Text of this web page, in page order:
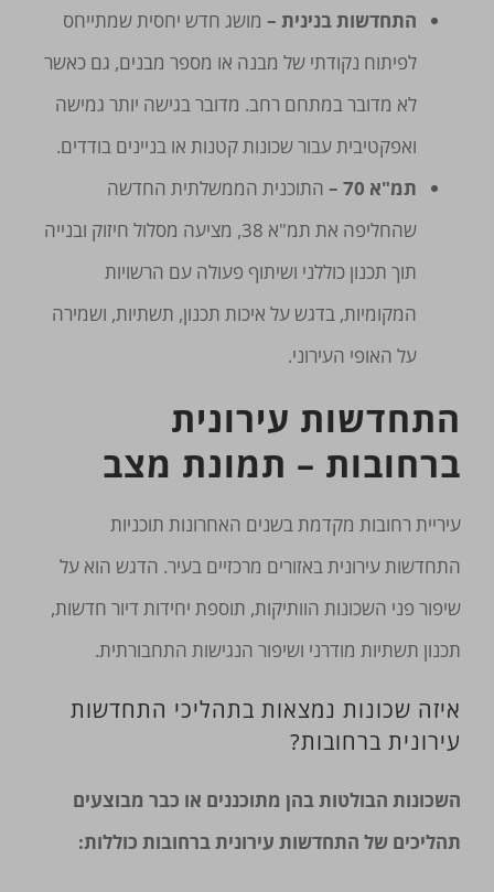
התחדשות בנינית – מושג חדש יחסית שמתייחס
לפיתוח נקודתי של מבנה או מספר מבנים, גם כאשר
לא מדובר במתחם רחב. מדובר בגישה יותר גמישה
ואפקטיבית עבור שכונות קטנות או בניינים בודדים.
תמ"א 70 –
התוכנית הממשלתית החדשה
שהחליפה את תמ"א 38, מציעה מסלול חיזוק ובנייה
תוך תכנון כוללני ושיתוף פעולה עם הרשויות
המקומיות, בדגש על איכות תכנון, תשתיות, ושמירה
על האופי העירוני.
התחדשות עירונית
ברחובות – תמונת מצב
עיריית רחובות מקדמת בשנים האחרונות תוכניות
התחדשות עירונית באזורים מרכזיים בעיר. הדגש הוא על
שיפור פני השכונות הוותיקות, תוספת יחידות דיור חדשות,
תכנון תשתיות מודרני ושיפור הנגישות התחבורתית.
איזה שכונות נמצאות בתהליכי התחדשות
עירונית ברחובות?
השכונות הבולטות בהן מתוכננים או כבר מבוצעים
תהליכים של התחדשות עירונית ברחובות כוללות: